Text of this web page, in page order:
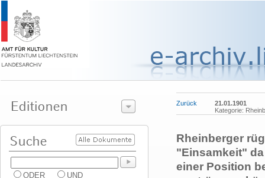
ODER UND
Zurück
21.01.1901
Kategorie:
Rheinberger
"Einsamkeit"
einer Position